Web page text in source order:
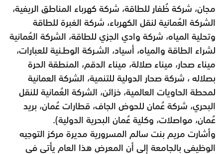
مجان، شركة ظُفار للطاقة، شركة كهرباء المناطق الريفية،
الشركة العُمانية لنقل الكهرباء، شركة الغبرة للطاقة
وتحلية المياه، شركة وادي الجزي للطاقة، الشركة العُمانية
لشراء الطاقة والمياه، أسياد، الشـركة الوطـنية للعبارات،
ميناء صحار، ميناء صلالة، ميناء الدقم، المنطقة الحرة
بصلاله ، شركة صحار الدولية للتنمية، الشركة العمانية
لمحطة الحاويات العالمية، خزائن، الشركة العُمانية للنقل
البحري، شركة عُمان للحوض الجاف، قطارات عُمان، بريد
عُمان، مواصلات، وكلية عُمان البحرية الدولية).
وأشارت مريم بنت سالم المسرورية مديرة مركز التوجيه
الوظيفي بالجامعة إلى أن المعرض هذا العام يأتي في